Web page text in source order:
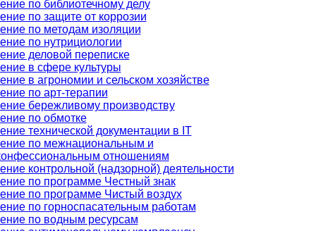
по библиотечному делу
по защите от коррозии
по методам изоляции
по нутрициологии
деловой переписке
в сфере культуры
в агрономии и сельском хозяйстве
по арт-терапии
бережливому производству
по обмотке
технической документации в IT
по межнациональным и
отношениям
контрольной (надзорной) деятельности
по программе Честный знак
по программе Чистый воздух
по горноспасательным работам
по водным ресурсам